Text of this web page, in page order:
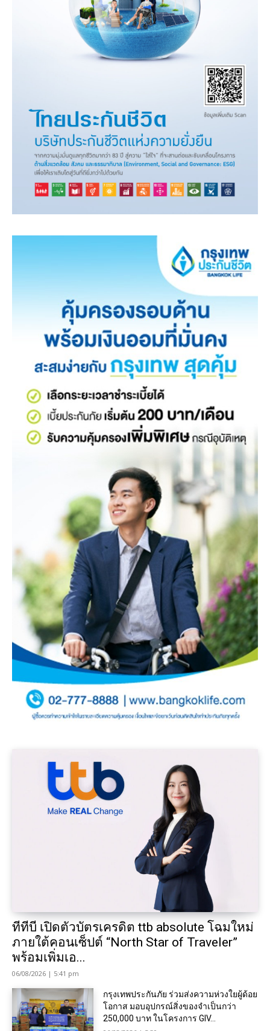
ทีทีบี เปิดตัวบัตรเครดิต ttb absolute โฉมใหม่
ภายใต้คอนเซ็ปต์ “North Star of Traveler”
พร้อมเพิ่มเอ...
06/08/2026 | 5:41 pm
กรุงเทพประกันภัย ร่วมส่งความห่วงใยผู้ด้อย
โอกาส มอบอุปกรณ์สิ่งของจำเป็นกว่า
250,000 บาท ในโครงการ GIV...